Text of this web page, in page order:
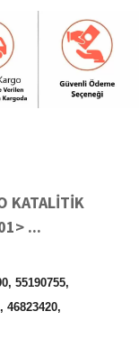
KATALİTİK
2001> ...
55190755,
46823420,